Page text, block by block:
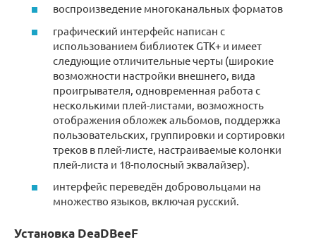
воспроизведение многоканальных форматов
графический интерфейс написан с
использованием библиотек GTK+ и имеет
следующие отличительные черты (широкие
возможности настройки внешнего, вида
проигрывателя, одновременная работа с
несколькими плей-листами, возможность
отображения обложек альбомов, поддержка
пользовательских, группировки и сортировки
треков в плей-листе, настраиваемые колонки
плей-листа и 18-полосный эквалайзер).
интерфейс переведён добровольцами на
множество языков, включая русский.
Установка DeaDBeeF